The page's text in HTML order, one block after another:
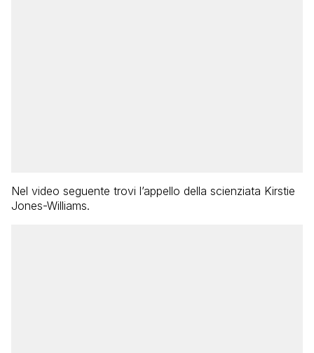
Nel video seguente trovi l’appello della scienziata Kirstie
Jones-Williams.